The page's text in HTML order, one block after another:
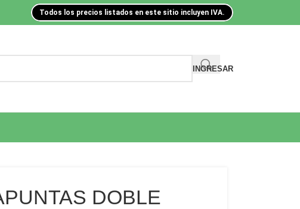
Todos los precios listados en este sitio incluyen IVA.
INGRESAR
DOBLE